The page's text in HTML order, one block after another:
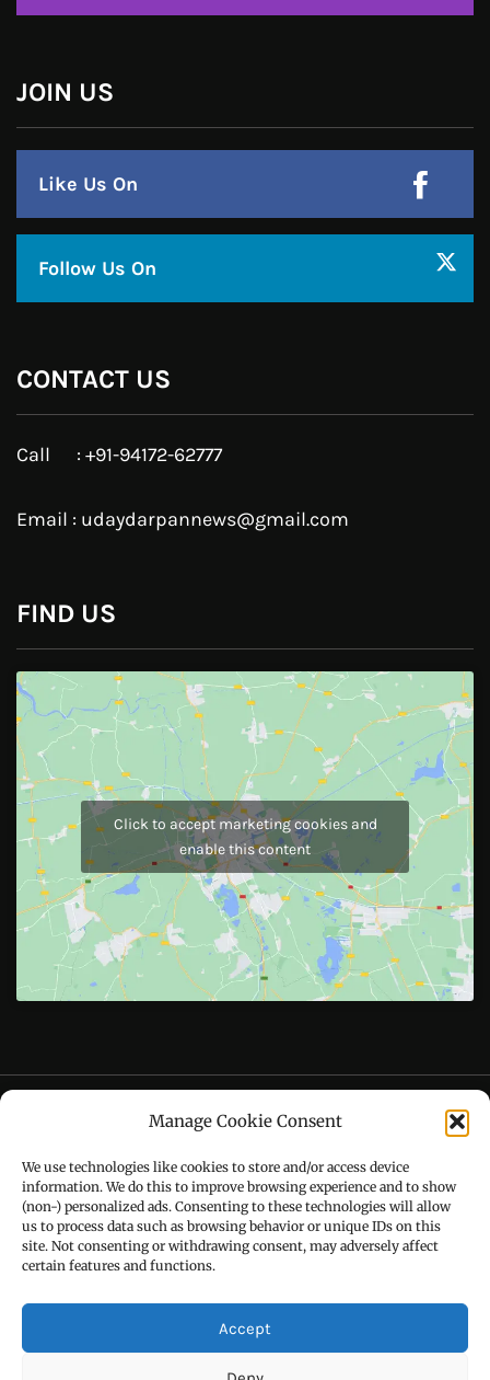
Manage Cookie Consent
We use technologies like cookies to store and/or access device
information. We do this to improve browsing experience and to show
(non-) personalized ads. Consenting to these technologies will allow
us to process data such as browsing behavior or unique IDs on this
site. Not consenting or withdrawing consent, may adversely affect
certain features and functions.
Accept
हमसे जुड़े !!
Facebook
Instagram
JOIN US
Like Us On
Follow Us On
Call : +91-94172-62777
Email : udaydarpannews@gmail.com